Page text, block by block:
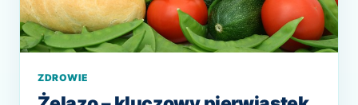
ZDROWIE